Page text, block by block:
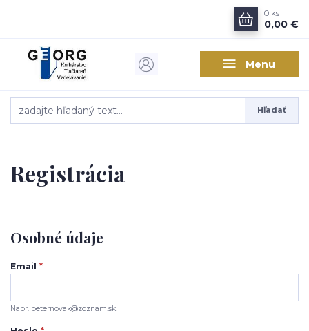
Menu
Hľadať
0 ks
0,00 €
Registrácia
Osobné údaje
Email *
Napr. peternovak@zoznam.sk